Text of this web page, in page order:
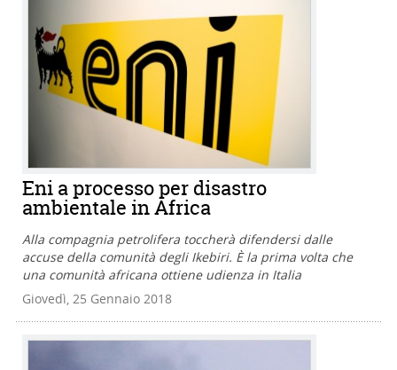
Eni a processo per disastro
ambientale in Africa
Alla compagnia petrolifera toccherà difendersi dalle
accuse della comunità degli Ikebiri. È la prima volta che
una comunità africana ottiene udienza in Italia
Giovedì, 25 Gennaio 2018